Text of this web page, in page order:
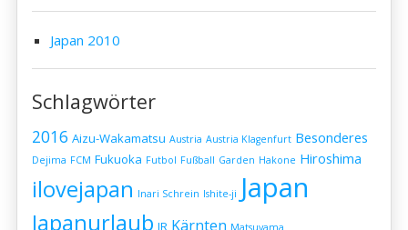
Japan 2010
Schlagwörter
2016 Aizu-Wakamatsu Austria Austria Klagenfurt Besonderes
Dejima FCM Fukuoka Futbol Fußball Garden Hakone Hiroshima
ilovejapan Inari Schrein Ishite-ji Japan
Japanurlaub JR Kärnten Matsuyama